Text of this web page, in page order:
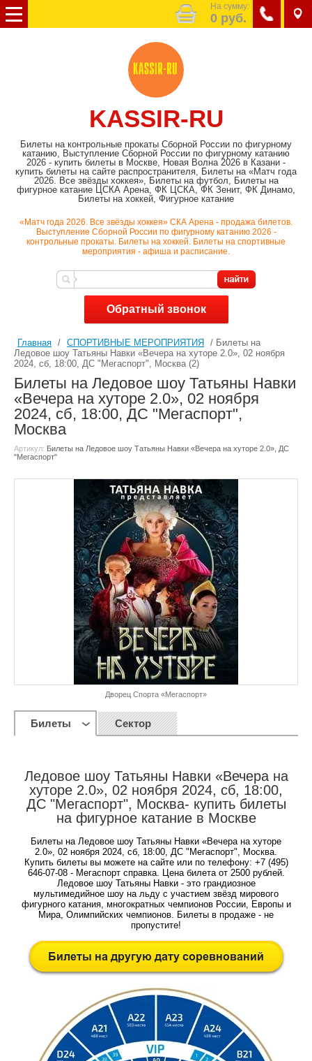
KASSIR-RU
Билеты на контрольные прокаты Сборной России по фигурному
катанию, Выступление Сборной России по фигурному катанию
2026 - купить билеты в Москве, Новая Волна 2026 в Казани -
купить билеты на сайте распространителя, Билеты на «Матч года
2026. Все звёзды хоккея», Билеты на футбол, Билеты на
фигурное катание ЦСКА Арена, ФК ЦСКА, ФК Зенит, ФК Динамо,
Билеты на хоккей, Фигурное катание
«Матч года 2026. Все звёзды хоккея» СКА Арена - продажа билетов.
Выступление Сборной России по фигурному катанию 2026 -
контрольные прокаты. Билеты на хоккей. Билеты на спортивные
мероприятия - афиша и расписание.
На сумму:
0 руб.
Обратный звонок
Главная / СПОРТИВНЫЕ МЕРОПРИЯТИЯ
/ Билеты на
Ледовое шоу Татьяны Навки «Вечера на хуторе 2.0», 02 ноября
2024, сб, 18:00, ДС "Мегаспорт", Москва (2)
Билеты на Ледовое шоу Татьяны Навки
«Вечера на хуторе 2.0», 02 ноября
2024, сб, 18:00, ДС "Мегаспорт",
Москва
Артикул: Билеты на Ледовое шоу Татьяны Навки «Вечера на хуторе 2.0», ДС
"Мегаспорт"
Дворец Спорта «Мегаспорт»
Билеты Сектор
Ледовое шоу Татьяны Навки «Вечера на
хуторе 2.0», 02 ноября 2024, сб, 18:00,
ДС "Мегаспорт", Москва- купить билеты
на фигурное катание в Москве
Билеты на Ледовое шоу Татьяны Навки «Вечера на хуторе
2.0», 02 ноября 2024, сб, 18:00, ДС "Мегаспорт", Москва.
Купить билеты вы можете на сайте или по телефону: +7 (495)
646-07-08 - Мегаспорт справка. Цена билета от 2500 рублей.
Ледовое шоу Татьяны Навки - это грандиозное
мультимедийное шоу на льду с участием звёзд мирового
фигурного катания, многократных чемпионов России, Европы и
Мира, Олимпийских чемпионов. Билеты в продаже - не
пропустите!